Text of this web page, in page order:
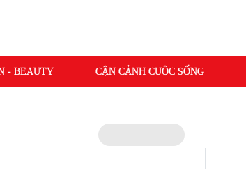
- BEAUTY CẬN CẢNH CUỘC SỐNG